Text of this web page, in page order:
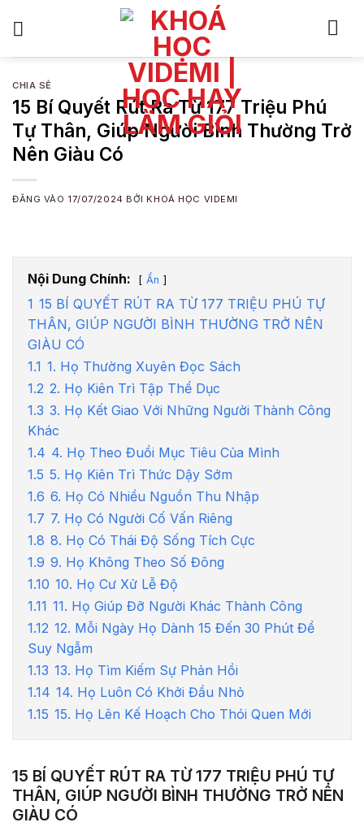
CHIA SẺ
15 Bí Quyết Rút Ra Từ 177 Triệu Phú
Tự Thân, Giúp Người Bình Thường Trở
Nên Giàu Có
ĐĂNG VÀO 17/07/2024 BỞI KHOÁ HỌC VIDEMI
Nội Dung Chính: Ẩn
1 15 BÍ QUYẾT RÚT RA TỪ 177 TRIỆU PHÚ TỰ
THÂN, GIÚP NGƯỜI BÌNH THƯỜNG TRỞ NÊN
GIÀU CÓ
1.1 1. Họ Thường Xuyên Đọc Sách
1.2 2. Họ Kiên Trì Tập Thể Dục
1.3 3. Họ Kết Giao Với Những Người Thành Công
Khác
1.4 4. Họ Theo Đuổi Mục Tiêu Của Mình
1.5 5. Họ Kiên Trì Thức Dậy Sớm
1.6 6. Họ Có Nhiều Nguồn Thu Nhập
1.7 7. Họ Có Người Cố Vấn Riêng
1.8 8. Họ Có Thái Độ Sống Tích Cực
1.9 9. Họ Không Theo Số Đông
1.10 10. Họ Cư Xử Lễ Độ
1.11 11. Họ Giúp Đỡ Người Khác Thành Công
1.12 12. Mỗi Ngày Họ Dành 15 Đến 30 Phút Để
Suy Ngẫm
1.13 13. Họ Tìm Kiếm Sự Phản Hồi
1.14 14. Họ Luôn Có Khởi Đầu Nhỏ
1.15 15. Họ Lên Kế Hoạch Cho Thói Quen Mới
15 BÍ QUYẾT RÚT RA TỪ 177 TRIỆU PHÚ TỰ
THÂN, GIÚP NGƯỜI BÌNH THƯỜNG TRỞ NÊN
GIÀU CÓ